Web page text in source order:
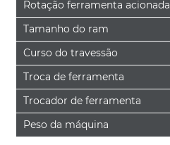
Rotação ferramenta acionada
Tamanho do ram
Curso do travessão
Troca de ferramenta
Trocador de ferramenta
Peso da máquina